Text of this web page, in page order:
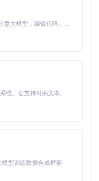
约69年不重复
，支持1024台机器
个唯一ID
"ID")
Claude Code 的开源替代方案。连接任意大模型，编辑代码，运行命令，自动验证 — 全自动执行。用 Rust 构建，极致性能。 ｜ An open-source alternative to Claude Code. Connect any LLM, edit code, run commands, and verify changes — autonomously. Built in Rust for speed. Get Started
MiniMax H3 是一个通用的全模态生成系统。它支持对由文本、图像、视频和音频组成的多模态上下文进行统一理解，并能生成分辨率高达 2K、时长可达 15 秒的带原生立体声音频的视频。得益于面向任务泛化的系统设计，H3 在预训练阶段就已具备广泛的多模态上下文理解与生成能力，能够出色地执行复杂的多模态指令。
型训练数据合成框架